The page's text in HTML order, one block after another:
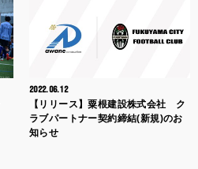
2022.06.12
【リリース】粟根建設株式会社 ク
ラブパートナー契約締結(新規)のお
知らせ